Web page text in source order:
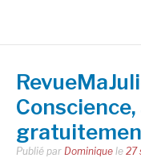
Publié par Dominique le 27